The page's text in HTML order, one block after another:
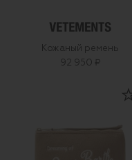
Кожаный ремень
92 950 ₽